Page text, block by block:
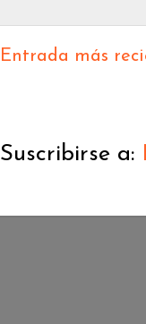
Entrada más
Suscribirse a: